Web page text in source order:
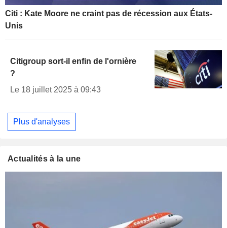
Citi : Kate Moore ne craint pas de récession aux États-
Unis
Citigroup sort-il enfin de l'ornière
?
Le 18 juillet 2025 à 09:43
Plus d'analyses
Actualités à la une